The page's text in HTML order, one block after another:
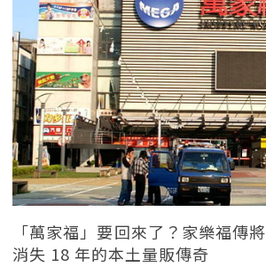
「萬家福」要回來了？家樂福傳
消失 18 年的本土量販傳奇